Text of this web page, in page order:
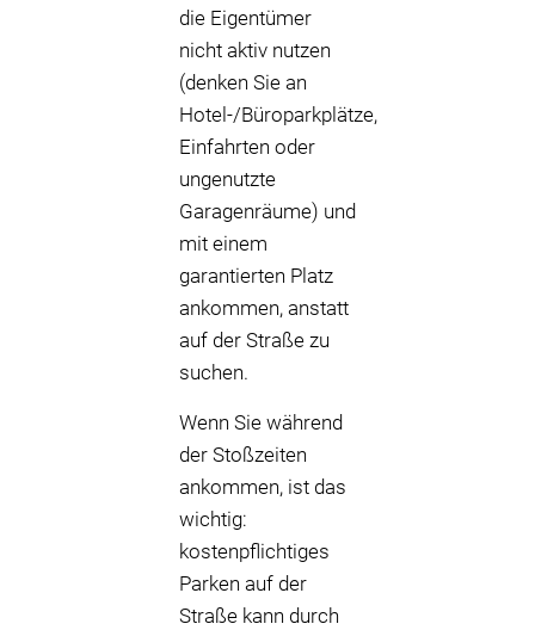
die Eigentümer
nicht aktiv nutzen
(denken Sie an
Hotel-/Büroparkplätze,
Einfahrten oder
ungenutzte
Garagenräume) und
mit einem
garantierten Platz
ankommen, anstatt
auf der Straße zu
suchen.
Wenn Sie während
der Stoßzeiten
ankommen, ist das
wichtig:
kostenpflichtiges
Parken auf der
Straße kann durch